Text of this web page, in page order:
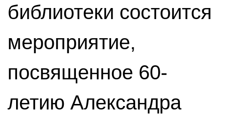
библиотеки состоится
мероприятие,
посвященное 60-
летию Александра